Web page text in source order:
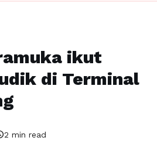
ikut
di Terminal
2 min read